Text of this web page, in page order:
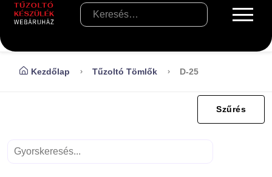
Kezdőlap Tűzoltó Tömlők D-25
Szűrés